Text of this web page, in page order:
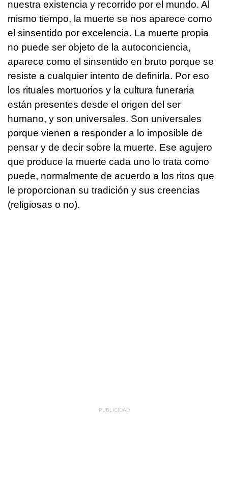
nuestra existencia y recorrido por el mundo. Al
mismo tiempo, la muerte se nos aparece como
el sinsentido por excelencia. La muerte propia
no puede ser objeto de la autoconciencia,
aparece como el sinsentido en bruto porque se
resiste a cualquier intento de definirla. Por eso
los rituales mortuorios y la cultura funeraria
están presentes desde el origen del ser
humano, y son universales. Son universales
porque vienen a responder a lo imposible de
pensar y de decir sobre la muerte. Ese agujero
que produce la muerte cada uno lo trata como
puede, normalmente de acuerdo a los ritos que
le proporcionan su tradición y sus creencias
(religiosas o no).